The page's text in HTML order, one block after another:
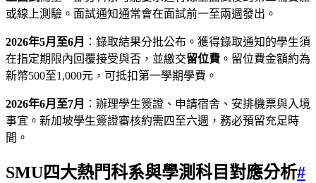
或線上測驗。面試通知通常會在面試前一至兩週發出。
2026年5月至6月 ：錄取結果分批公布。獲得錄取通知的學生須
在指定期限內回覆接受與否，並繳交留位費 。留位費金額約為
新幣500至1,000元，可抵扣第一學期學費。
2026年6月至7月 ：辦理學生簽證、申請宿舍、安排機票與入境
事宜。新加坡學生簽證審核約需四至六週，務必預留充足時
間。
SMU四大熱門科系與學測科目對應分析#